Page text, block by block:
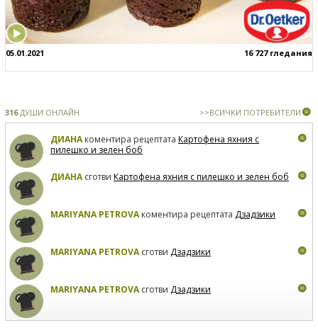
05.01.2021 16 727 гледания
316ДУШИ ОНЛАЙН >>ВСИЧКИ ПОТРЕБИТЕЛИ
ДИАНАкоментира рецептата Картофена яхния с
пилешко и зелен боб
ДИАНАсготви Картофена яхния с пилешко и зелен боб
MARIYANA PETROVAкоментира рецептата Дзадзики
MARIYANA PETROVAсготви Дзадзики
MARIYANA PETROVAсготви Дзадзики